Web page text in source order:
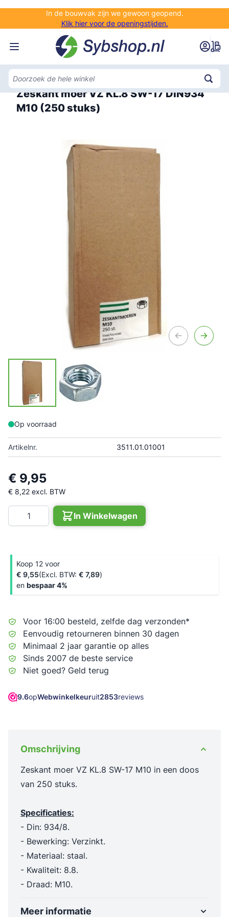
In de bouwvak zijn we gewoon geopend.
Klik hier voor de openingstijden.
Zeskant moer VZ KL.8 SW-17 DIN934
M10 (250 stuks)
Op voorraad
Artikelnr. 3511.01.01001
€ 9,95
€ 8,22 excl. BTW
Aantal
In Winkelwagen
Koop 12 voor
€ 9,55
€ 7,89
en bespaar4%
Voor 16:00 besteld, zelfde dag verzonden*
Eenvoudig retourneren binnen 30 dagen
Minimaal 2 jaar garantie op alles
Sinds 2007 de beste service
Niet goed? Geld terug
9.6opWebwinkelkeuruit2853reviews
Omschrijving
Zeskant moer VZ KL.8 SW-17 M10 in een doos
van 250 stuks.
Specificaties:
- Din: 934/8.
- Bewerking: Verzinkt.
- Materiaal: staal.
- Kwaliteit: 8.8.
- Draad: M10.
Meer informatie